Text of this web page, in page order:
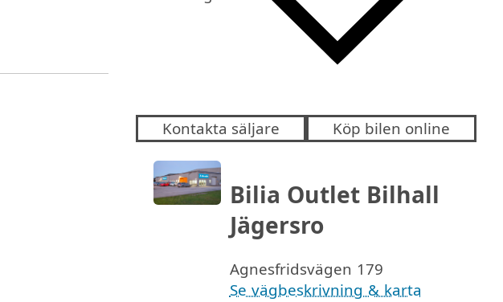
Kontakta säljare Köp bilen online
Bilia Outlet Bilhall
Jägersro
Agnesfridsvägen 179
Se vägbeskrivning & karta